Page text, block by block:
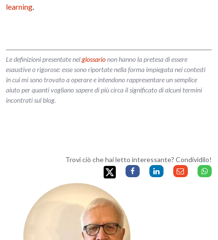
learning.
Le definizioni presentate nelglossarionon hanno la pretesa di essere
esaustive o rigorose: esse sono riportate nella forma impiegata nei contesti
in cui mi sono trovato a operare e intendono rappresentare un semplice
aiuto per quanti vogliano sapere di più circa il significato di alcuni termini
incontrati sul blog.
Trovi ciò che hai letto interessante? Condividilo!